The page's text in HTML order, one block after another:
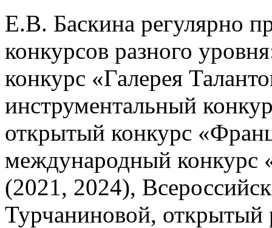
Е.В. Баскина регулярно
конкурсов разного
конкурс «Галерея
инструментальный
открытый конкурс
международный конкурс
(2021, 2024),
Турчаниновой, открытый